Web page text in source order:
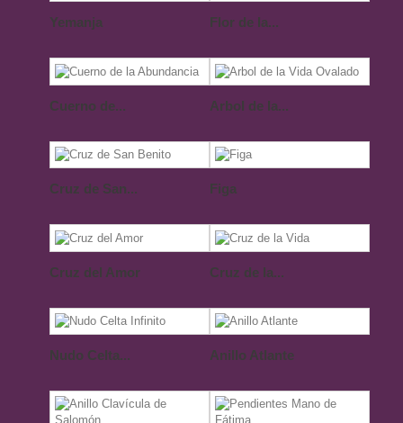
Yemanja Flor de la...
Cuerno de... Arbol de la...
Cruz de San... Figa
Cruz del Amor Cruz de la...
Nudo Celta... Anillo Atlante